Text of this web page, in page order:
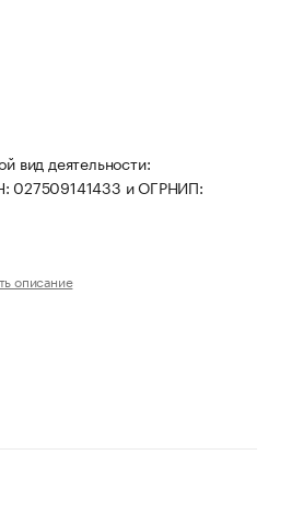
вид деятельности:
027509141433 и ОГРНИП:
описание